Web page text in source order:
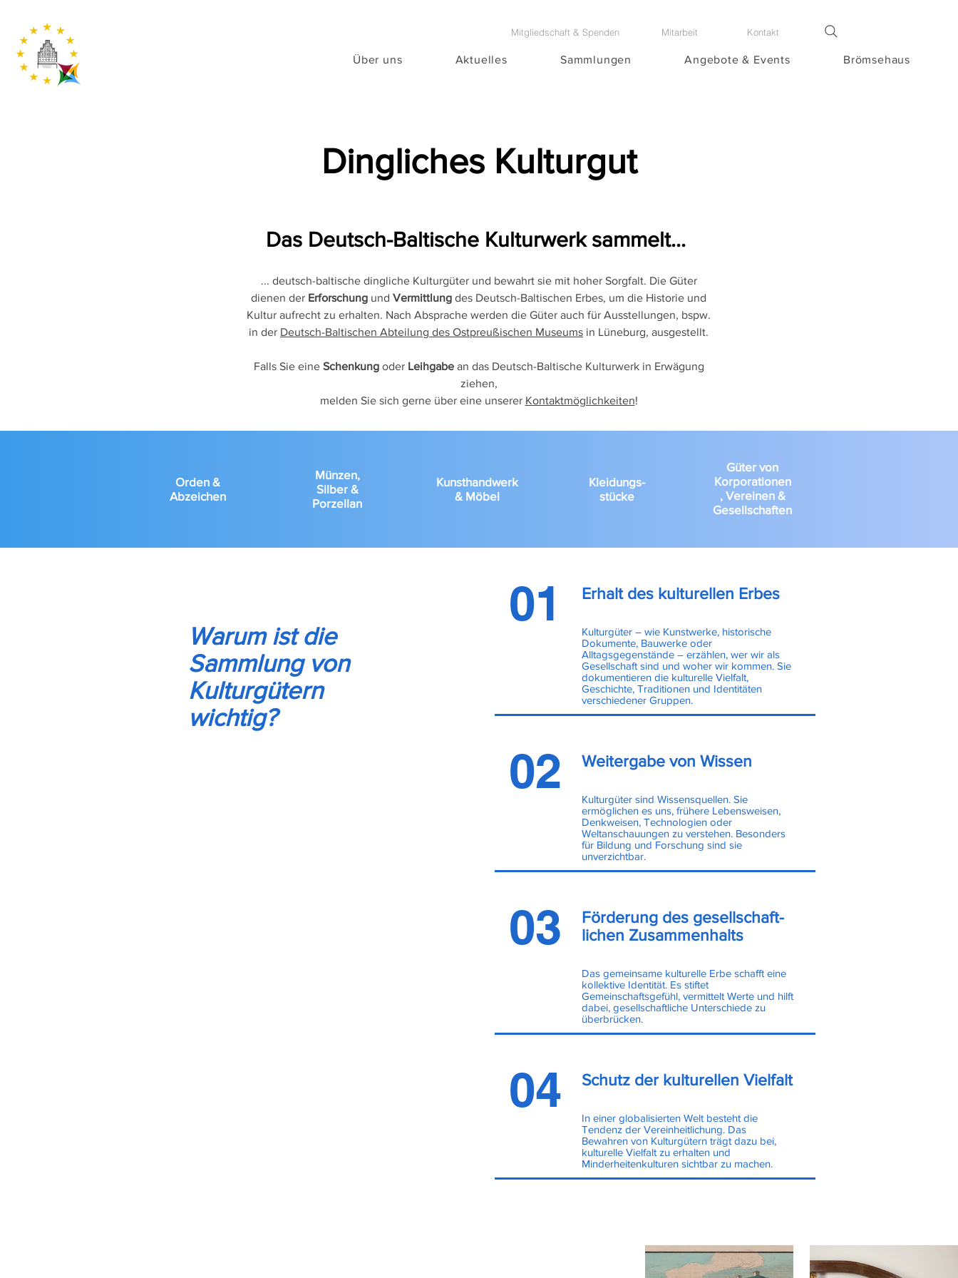
Mitarbeit Kontakt
Über uns Aktuelles Sammlungen Angebote & Events Brömsehaus
Mitgliedschaft & Spenden
Dingliches Kulturgut
Das Deutsch-Baltische Kulturwerk sammelt...
... deutsch-baltische dingliche Kulturgüter und bewahrt sie mit hoher Sorgfalt. Die Güter
dienen der Erforschung und Vermittlung des Deutsch-Baltischen Erbes, um die Historie und
Kultur aufrecht zu erhalten. Nach Absprache werden die Güter auch für Ausstellungen, bspw.
in der Deutsch-Baltischen Abteilung des Ostpreußischen Museums in Lüneburg, ausgestellt.
Falls Sie eine Schenkungoder Leihgabe an das Deutsch-Baltische Kulturwerk in Erwägung
ziehen,
melden Sie sich gerne über eine unserer Kontaktmöglichkeiten!
Orden &
Abzeichen
Münzen,
Silber &
Porzellan
Kunsthandwerk
& Möbel
Kleidungs-
stücke
​Güter von
Korporationen
, Vereinen &
Gesellschaften
Warum ist die
Sammlung von
Kulturgütern
wichtig?
01 Erhalt des kulturellen Erbes
Kulturgüter – wie Kunstwerke, historische
Dokumente, Bauwerke oder
Alltagsgegenstände – erzählen, wer wir als
Gesellschaft sind und woher wir kommen. Sie
dokumentieren die kulturelle Vielfalt,
Geschichte, Traditionen und Identitäten
verschiedener Gruppen.
02 Weitergabe von Wissen
Kulturgüter sind Wissensquellen. Sie
ermöglichen es uns, frühere Lebensweisen,
Denkweisen, Technologien oder
Weltanschauungen zu verstehen. Besonders
für Bildung und Forschung sind sie
unverzichtbar.
03
Förderung des gesellschaft-
lichen Zusammenhalts
Das gemeinsame kulturelle Erbe schafft eine
kollektive Identität. Es stiftet
Gemeinschaftsgefühl, vermittelt Werte und hilft
dabei, gesellschaftliche Unterschiede zu
überbrücken.
04 Schutz der kulturellen Vielfalt
In einer globalisierten Welt besteht die
Tendenz der Vereinheitlichung. Das
Bewahren von Kulturgütern trägt dazu bei,
kulturelle Vielfalt zu erhalten und
Minderheitenkulturen sichtbar zu machen.